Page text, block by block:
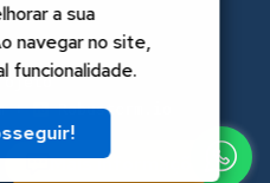
Mais informações?
+ Robustcrm.io
a sua
navegar no site,
funcionalidade.